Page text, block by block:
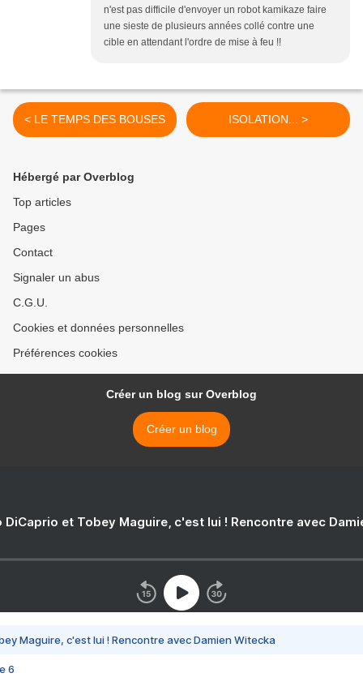
n'est pas difficile d'envoyer un robot kamikaze faire
une sieste de plusieurs années collé contre une
cible en attendant l'ordre de mise à feu !!
< LE TEMPS DES BOUSES ISOLATION... >
Hébergé par Overblog
Top articles
Pages
Contact
Signaler un abus
C.G.U.
Cookies et données personnelles
Préférences cookies
Créer un blog sur Overblog
Créer un blog
DiCaprio et Tobey Maguire, c'est lui ! Rencontre avec
Maguire, c'est lui ! Rencontre avec Damien Witecka
6